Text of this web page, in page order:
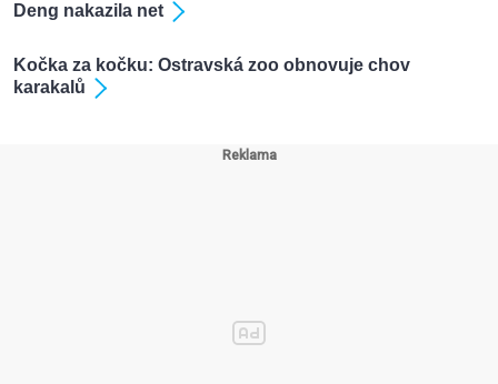
Deng nakazila net
Kočka za kočku: Ostravská zoo obnovuje chov
karakalů